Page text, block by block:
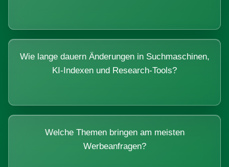
Wie lange dauern Änderungen in Suchmaschinen,
KI-Indexen und Research-Tools?
Welche Themen bringen am meisten
Werbeanfragen?